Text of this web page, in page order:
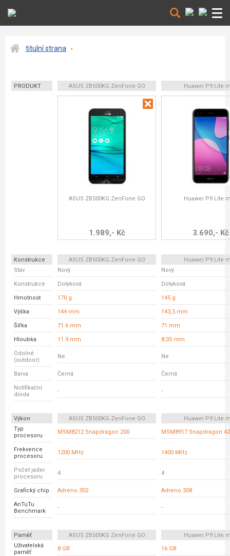
titulní strana
PRODUKT ASUS ZB500KG ZenFone GO Huawei P9 Lite
ASUS ZB500KG ZenFone GO
1.989,- Kč
Huawei P9 Lite
3.690,- Kč
Konstrukce ASUS ZB500KG ZenFone GO
Huawei P9 Lite
Stav
Nový Nový
Konstrukce Dotyková Dotyková
Hmotnost 170 g 145 g
Výška 144 mm 143,5 mm
Šířka 71.6 mm 71 mm
Hloubka 11.9 mm 8,05 mm
Odolné
(outdoor)
Ne Ne
Barva Černá Černá
Notifikační
dioda
- -
Výkon ASUS ZB500KG ZenFone GO
Huawei P9 Lite
Typ
procesoru
MSM8212 Snapdragon 200 MSM8917 Snapdragon
Frekvence
procesoru
1200 MHz 1400 MHz
Počet jader
procesoru
4 4
Grafický chip Adreno 302 Adreno 308
AnTuTu
Benchmark
- -
Paměť ASUS ZB500KG ZenFone GO
Huawei P9 Lite
Uživatelská
paměť
8 GB 16 GB